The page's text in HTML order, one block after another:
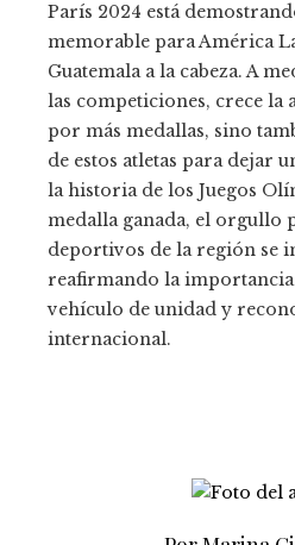
París 2024 está
memorable para América
Guatemala a la cabeza. A
las competiciones, crece la
por más medallas, sino
de estos atletas para dejar
la historia de los Juegos
medalla ganada, el orgullo
deportivos de la región se
reafirmando la
vehículo de unidad y
internacional.